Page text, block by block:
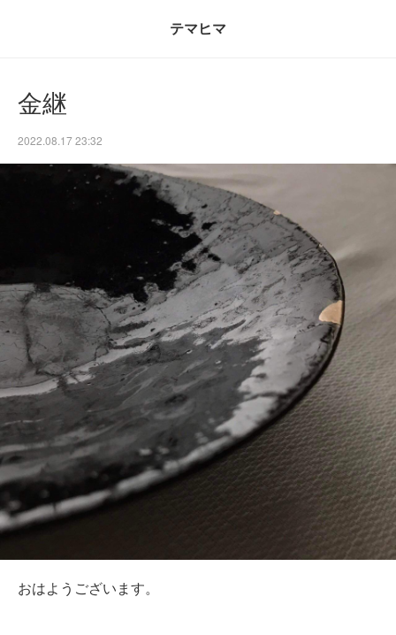
テマヒマ
金継
2022.08.17 23:32
おはようございます。